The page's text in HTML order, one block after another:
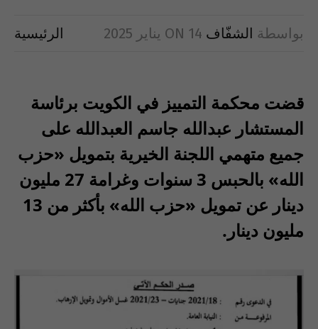
بواسطة الشفّاف ON 14 يناير 2025 الرئيسية
قضت محكمة التمييز في الكويت برئاسة
المستشار عبدالله جاسم العبدالله على
جميع متهمي اللجنة الخيرية بتمويل «حزب
الله» بالحبس 3 سنوات وغرامة 27 مليون
دينار عن تمويل «حزب الله» بأكثر من 13
مليون دينار.